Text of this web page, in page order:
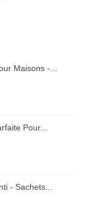
Maisons -...
Pour...
- Sachets...